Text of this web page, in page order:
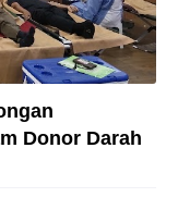
Donor Darah